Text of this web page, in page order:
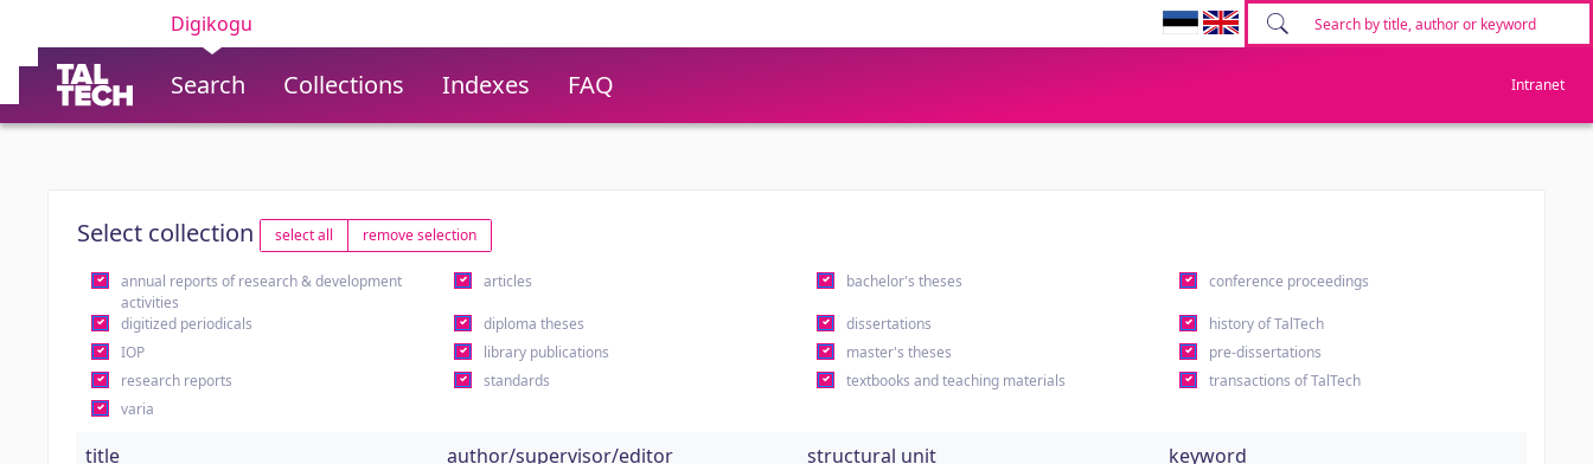
Digikogu
Search Collections Indexes FAQ Intranet
Select collection select all remove selection
annual reports of research & development
activities
articles bachelor's theses conference proceedings
digitized periodicals diploma theses dissertations
history of TalTech
IOP
library publications master's theses
pre-dissertations
research reports
standards textbooks and teaching materials
transactions of TalTech
varia
title author/supervisor/editor structural unit keyword